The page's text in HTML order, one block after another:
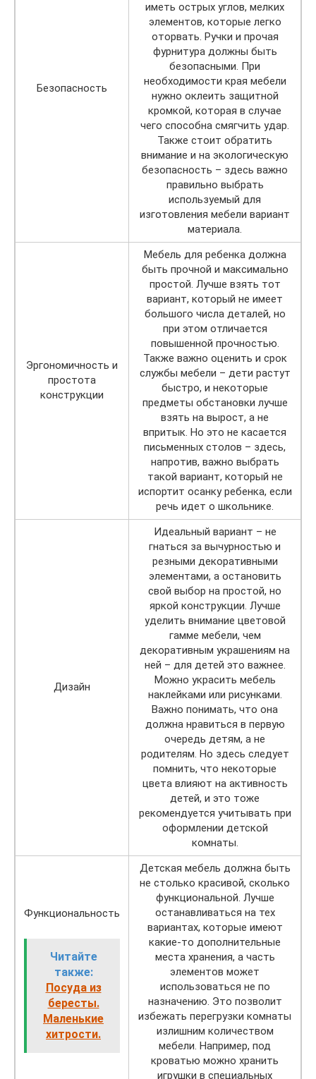
Безопасность
иметь острых углов, мелких
элементов, которые легко
оторвать. Ручки и прочая
фурнитура должны быть
безопасными. При
необходимости края мебели
нужно оклеить защитной
кромкой, которая в случае
чего способна смягчить удар.
Также стоит обратить
внимание и на экологическую
безопасность – здесь важно
правильно выбрать
используемый для
изготовления мебели вариант
материала.
Эргономичность и
простота
конструкции
Мебель для ребенка должна
быть прочной и максимально
простой. Лучше взять тот
вариант, который не имеет
большого числа деталей, но
при этом отличается
повышенной прочностью.
Также важно оценить и срок
службы мебели – дети растут
быстро, и некоторые
предметы обстановки лучше
взять на вырост, а не
впритык. Но это не касается
письменных столов – здесь,
напротив, важно выбрать
такой вариант, который не
испортит осанку ребенка, если
речь идет о школьнике.
Дизайн
Идеальный вариант – не
гнаться за вычурностью и
резными декоративными
элементами, а остановить
свой выбор на простой, но
яркой конструкции. Лучше
уделить внимание цветовой
гамме мебели, чем
декоративным украшениям на
ней – для детей это важнее.
Можно украсить мебель
наклейками или рисунками.
Важно понимать, что она
должна нравиться в первую
очередь детям, а не
родителям. Но здесь следует
помнить, что некоторые
цвета влияют на активность
детей, и это тоже
рекомендуется учитывать при
оформлении детской
комнаты.
Функциональность
Читайте
также:
Посуда из
бересты.
Маленькие
хитрости.
Детская мебель должна быть
не столько красивой, сколько
функциональной. Лучше
останавливаться на тех
вариантах, которые имеют
какие-то дополнительные
места хранения, а часть
элементов может
использоваться не по
назначению. Это позволит
избежать перегрузки комнаты
излишним количеством
мебели. Например, под
кроватью можно хранить
игрушки в специальных